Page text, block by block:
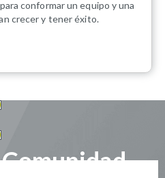
conformar un equipo y una
crecer y tener éxito.